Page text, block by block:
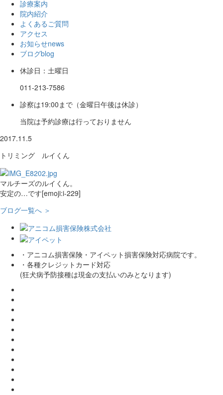
診療案内
院内紹介
よくあるご質問
アクセス
お知らせnews
ブログblog
休診日：土曜日
011-213-7586
診察は19:00まで（金曜日午後は休診）
当院は予約診療は行っておりません
2017.11.5
トリミング ルイくん
マルチーズのルイくん。
安定の…です[emoji:i-229]
ブログ一覧へ ＞
・アニコム損害保険・アイペット損害保険対応病院です。
・各種クレジットカード対応
(狂犬病予防接種は現金の支払いのみとなります)